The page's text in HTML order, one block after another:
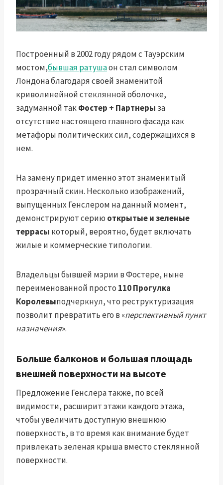
Построенный в 2002 году рядом с Тауэрским
мостом,бывшая ратушаон стал символом
Лондона благодаря своей знаменитой
криволинейной стеклянной оболочке,
задуманной такФостер + Партнеры за
отсутствие настоящего главного фасада как
метафоры политических сил, содержащихся в
нем.
На замену придет именно этот знаменитый
прозрачный скин. Несколько изображений,
выпущенных Генслером на данный момент,
демонстрируют серию открытые и зеленые
террасы который, вероятно, будет включать
жилые и коммерческие типологии.
Владельцы бывшей мэрии в Фостере, ныне
переименованной просто 110 Прогулка
Королевыподчеркнул, что реструктуризация
позволит превратить его в «перспективный пункт
назначения».
Больше балконов и большая площадь
внешней поверхности на высоте
Предложение Генслера также, по всей
видимости, расширит этажи каждого этажа,
чтобы увеличить доступную внешнюю
поверхность, в то время как внимание будет
привлекать зеленая крыша вместо стеклянной
поверхности.